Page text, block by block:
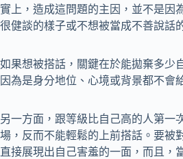
實上，造成這問題的主因，並不是因
很健談的樣子或不想被當成不善說話
如果想被搭話，關鍵在於能拋棄多少
因為是身分地位、心境或背景都不會
另一方面，跟等級比自己高的人第一
場，反而不能輕鬆的上前搭話。要被
直接展現出自己害羞的一面，而且，